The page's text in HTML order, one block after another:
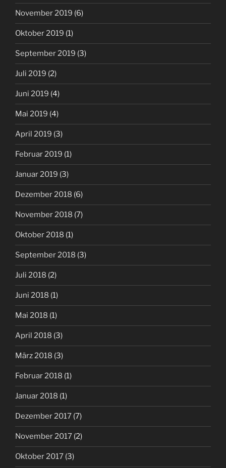
November 2019 (6)
Oktober 2019 (1)
September 2019 (3)
Juli 2019 (2)
Juni 2019 (4)
Mai 2019 (4)
April 2019 (3)
Februar 2019 (1)
Januar 2019 (3)
Dezember 2018 (6)
November 2018 (7)
Oktober 2018 (1)
September 2018 (3)
Juli 2018 (2)
Juni 2018 (1)
Mai 2018 (1)
April 2018 (3)
März 2018 (3)
Februar 2018 (1)
Januar 2018 (1)
Dezember 2017 (7)
November 2017 (2)
Oktober 2017 (3)